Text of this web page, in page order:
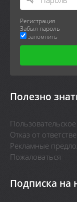
Регистрация
Забыл пароль
запомнить
Полезно
Отказ от
Рекламные
Пожаловаться
Подписка на